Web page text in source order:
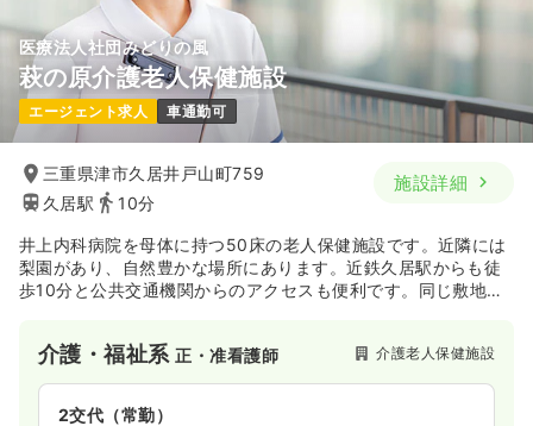
医療法人社団みどりの風
萩の原介護老人保健施設
エージェント求人 車通勤可
三重県津市久居井戸山町759
久居駅
10分
施設詳細
井上内科病院を母体に持つ50床の老人保健施設です。近隣には
梨園があり、自然豊かな場所にあります。近鉄久居駅からも徒
歩10分と公共交通機関からのアクセスも便利です。同じ敷地内
しています。
介護・福祉系正・准看護師 介護老人保健施設
2交代（常勤）